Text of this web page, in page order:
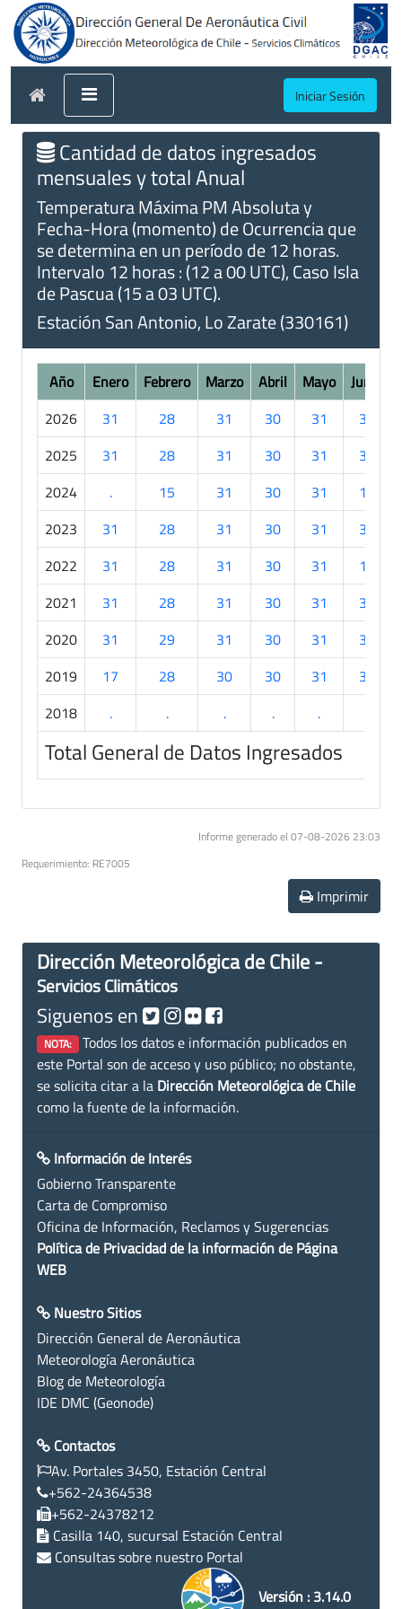
Iniciar Sesión
Cantidad de datos ingresados
mensuales y total Anual
Temperatura Máxima PM Absoluta y
Fecha-Hora (momento) de Ocurrencia que
se determina en un período de 12 horas.
Intervalo 12 horas : (12 a 00 UTC), Caso Isla
de Pascua (15 a 03 UTC).
Estación San Antonio, Lo Zarate (330161)
Año Enero Febrero Marzo Abril Mayo Junio
2026
31 28 31 30 31
30
2025
31 28 31 30 31
30
2024
. 15 31 30 31
10
2023
31 28 31 30 31
30
2022
31 28 31 30 31
11
2021
31 28 31 30 31
30
2020
31 29 31 30 31
30
2019
17 28 30 30 31
30
2018
. . . . .
Total General de Datos Ingresados
Informe generado el 07-08-2026 23:03
Requerimiento: RE7005
Imprimir
Dirección Meteorológica de Chile -
Servicios Climáticos
Siguenos en
NOTA: Todos los datos e información publicados en
este Portal son de acceso y uso público; no obstante,
se solicita citar a la Dirección Meteorológica de Chile
como la fuente de la información.
Información de Interés
Gobierno Transparente
Carta de Compromiso
Oficina de Información, Reclamos y Sugerencias
Política de Privacidad de la información de Página
WEB
Nuestro Sitios
Dirección General de Aeronáutica
Meteorología Aeronáutica
Blog de Meteorología
IDE DMC (Geonode)
Contactos
Av. Portales 3450, Estación Central
+562-24364538
+562-24378212
Casilla 140, sucursal Estación Central
Consultas sobre nuestro Portal
Versión : 3.14.0